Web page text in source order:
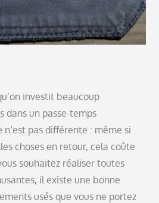
investit beaucoup
dans un passe-temps
pas différente : même si
choses en retour, cela coûte
souhaitez réaliser toutes
il existe une bonne
usés que vous ne portez